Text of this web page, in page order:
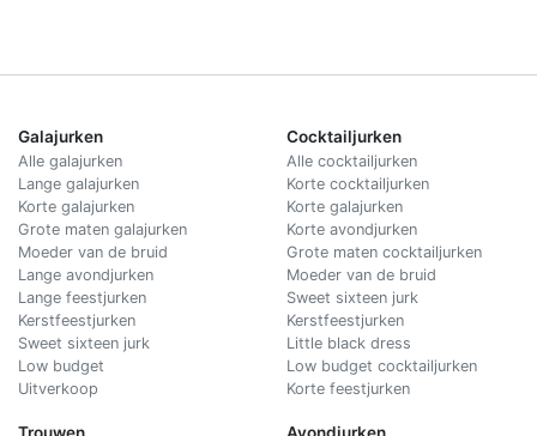
Galajurken
Alle galajurken
Lange galajurken
Korte galajurken
Grote maten galajurken
Moeder van de bruid
Lange avondjurken
Lange feestjurken
Kerstfeestjurken
Sweet sixteen jurk
Low budget
Uitverkoop
Trouwen
Cocktailjurken
Alle cocktailjurken
Korte cocktailjurken
Korte galajurken
Korte avondjurken
Grote maten cocktailjurken
Moeder van de bruid
Sweet sixteen jurk
Kerstfeestjurken
Little black dress
Low budget cocktailjurken
Korte feestjurken
Avondjurken